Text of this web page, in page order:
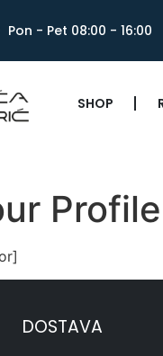
Pon - Pet 08:00 - 16:00
SHOP
Profile
DOSTAVA